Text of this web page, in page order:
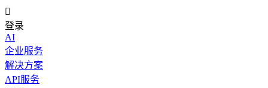

登录
AI
企业服务
解决方案
API服务